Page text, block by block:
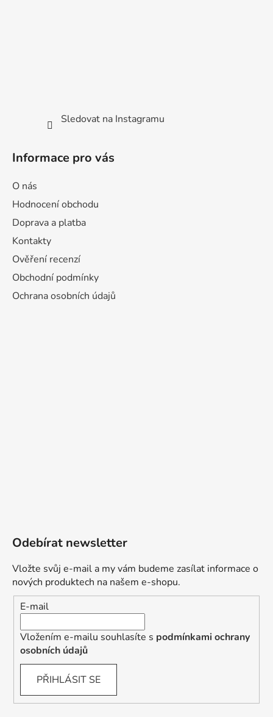
Sledovat na Instagramu
Informace pro vás
O nás
Hodnocení obchodu
Doprava a platba
Kontakty
Ověření recenzí
Obchodní podmínky
Ochrana osobních údajů
Odebírat newsletter
Vložte svůj e-mail a my vám budeme zasílat informace o
nových produktech na našem e-shopu.
E-mail
Vložením e-mailu souhlasíte s podmínkami ochrany
osobních údajů
PŘIHLÁSIT SE